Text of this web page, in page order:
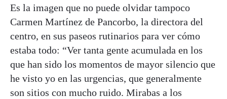
Es la imagen que no puede olvidar tampoco
Carmen Martínez de Pancorbo, la directora del
centro, en sus paseos rutinarios para ver cómo
estaba todo: “Ver tanta gente acumulada en los
que han sido los momentos de mayor silencio que
he visto yo en las urgencias, que generalmente
son sitios con mucho ruido. Mirabas a los